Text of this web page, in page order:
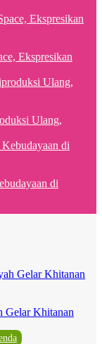
Ekspresikan
Ulang,
di
Gelar Khitanan